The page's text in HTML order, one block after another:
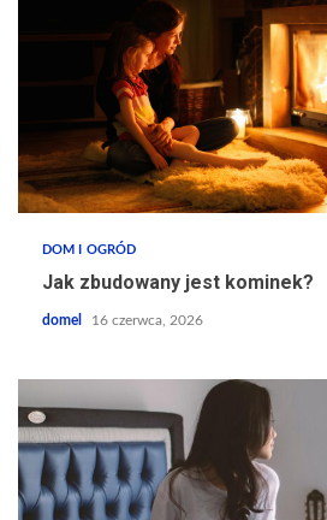
DOM I OGRÓD
Jak zbudowany jest kominek?
domel 16 czerwca, 2026